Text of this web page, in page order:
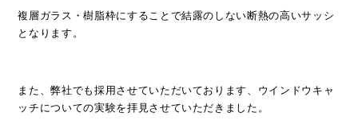
複層ガラス・樹脂枠にすることで結露のしない断熱の高いサッシ
となります。
また、弊社でも採用させていただいております、ウインドウキャ
ッチについての実験を拝見させていただきました。